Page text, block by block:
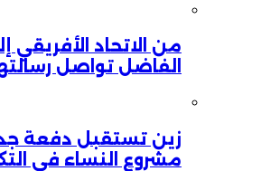
من الاتحاد الأفريقي
الفاضل تواصل
زين تستقبل دفعة
مشروع النساء في